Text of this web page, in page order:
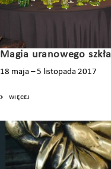
Magia uranowego szkła
18 maja – 5 listopada 2017
WIĘCEJ